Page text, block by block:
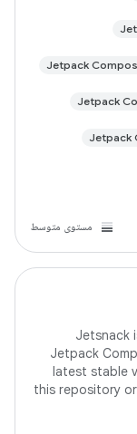
مستوى متوسط
Jetsnack
Jetpack
latest stable
this repository